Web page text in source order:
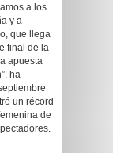
a los
y a
que llega
final de la
apuesta
ha
un récord
de